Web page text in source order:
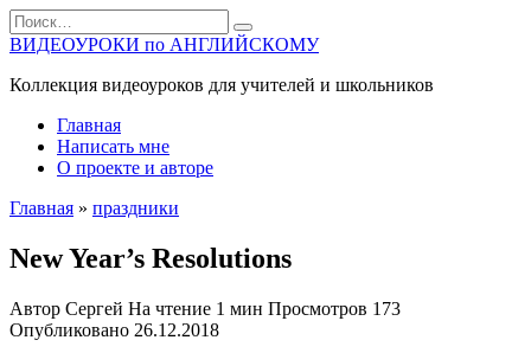
Перейти
к
содержанию
Search
for:
ВИДЕОУРОКИ по АНГЛИЙСКОМУ
Коллекция видеоуроков для учителей и школьников
Главная
Написать мне
О проекте и авторе
Главная » праздники
New Year’s Resolutions
Автор Сергей На чтение 1 мин Просмотров 173
Опубликовано 26.12.2018